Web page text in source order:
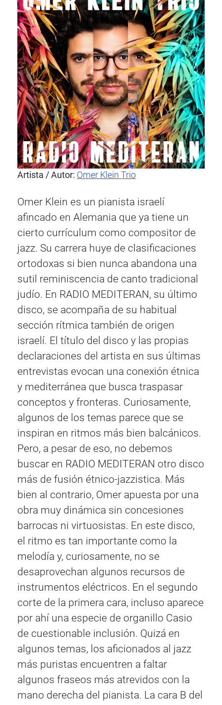
Artista / Autor: Omer Klein Trio
Omer Klein es un pianista israelí
afincado en Alemania que ya tiene un
cierto currículum como compositor de
jazz. Su carrera huye de clasificaciones
ortodoxas si bien nunca abandona una
sutil reminiscencia de canto tradicional
judío. En RADIO MEDITERAN, su último
disco, se acompaña de su habitual
sección rítmica también de origen
israelí. El título del disco y las propias
declaraciones del artista en sus últimas
entrevistas evocan una conexión étnica
y mediterránea que busca traspasar
conceptos y fronteras. Curiosamente,
algunos de los temas parece que se
inspiran en ritmos más bien balcánicos.
Pero, a pesar de eso, no debemos
buscar en RADIO MEDITERAN otro disco
más de fusión étnico-jazzistica. Más
bien al contrario, Omer apuesta por una
obra muy dinámica sin concesiones
barrocas ni virtuosistas. En este disco,
el ritmo es tan importante como la
melodía y, curiosamente, no se
desaprovechan algunos recursos de
instrumentos eléctricos. En el segundo
corte de la primera cara, incluso aparece
por ahí una especie de organillo Casio
de cuestionable inclusión. Quizá en
algunos temas, los aficionados al jazz
más puristas encuentren a faltar
algunos fraseos más atrevidos con la
mano derecha del pianista. La cara B del